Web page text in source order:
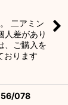
二アミン
人差があり
、ご購入を
おります
078